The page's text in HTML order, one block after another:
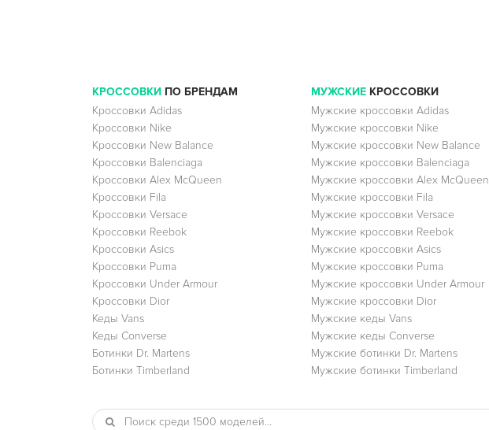
КРОССОВКИ ПО БРЕНДАМ
Кроссовки Adidas
Кроссовки Nike
Кроссовки New Balance
Кроссовки Balenciaga
Кроссовки Alex McQueen
Кроссовки Fila
Кроссовки Versace
Кроссовки Reebok
Кроссовки Asics
Кроссовки Puma
Кроссовки Under Armour
Кроссовки Dior
Кеды Vans
Кеды Converse
Ботинки Dr. Martens
Ботинки Timberland
МУЖСКИЕКРОССОВКИ
Мужские кроссовки Adidas
Мужские кроссовки Nike
Мужские кроссовки New Balance
Мужские кроссовки Balenciaga
Мужские кроссовки Alex McQueen
Мужские кроссовки Fila
Мужские кроссовки Versace
Мужские кроссовки Reebok
Мужские кроссовки Asics
Мужские кроссовки Puma
Мужские кроссовки Under Armour
Мужские кроссовки Dior
Мужские кеды Vans
Мужские кеды Converse
Мужские ботинки Dr. Martens
Мужские ботинки Timberland